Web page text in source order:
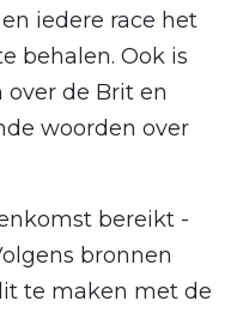
iedere race het
behalen. Ook is
de Brit en
woorden over
bereikt -
bronnen
te maken met de